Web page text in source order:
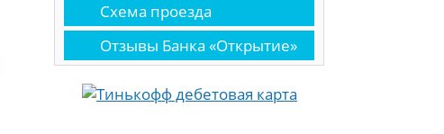
Схема проезда
Отзывы Банка «Открытие»